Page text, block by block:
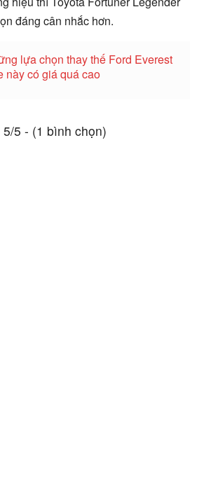
đáng cân nhắc hơn.
lựa chọn thay thế Ford Everest
này có giá quá cao
5/5 - (1 bình chọn)